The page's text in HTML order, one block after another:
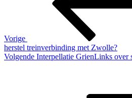
Vorige
herstel treinverbinding met Zwolle?
Volgend
Volgende Interpellatie GrienLinks over